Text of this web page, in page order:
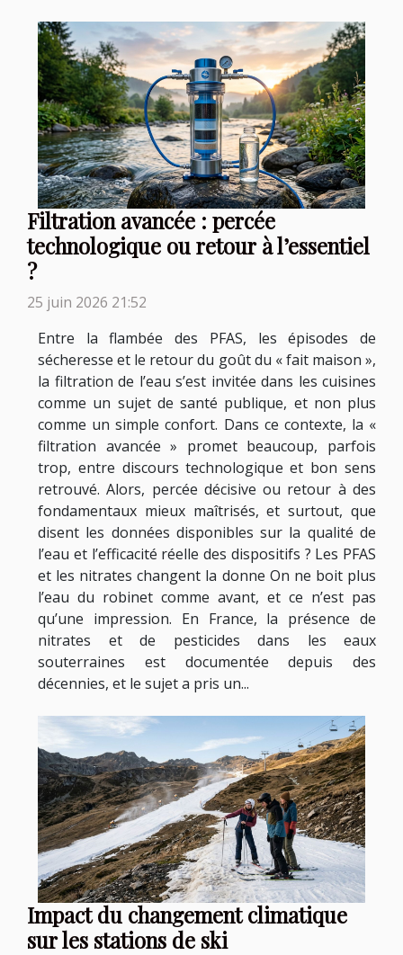
Filtration avancée : percée
technologique ou retour à l’essentiel
?
25 juin 2026 21:52
Entre la flambée des PFAS, les épisodes de
sécheresse et le retour du goût du « fait maison »,
la filtration de l’eau s’est invitée dans les cuisines
comme un sujet de santé publique, et non plus
comme un simple confort. Dans ce contexte, la «
filtration avancée » promet beaucoup, parfois
trop, entre discours technologique et bon sens
retrouvé. Alors, percée décisive ou retour à des
fondamentaux mieux maîtrisés, et surtout, que
disent les données disponibles sur la qualité de
l’eau et l’efficacité réelle des dispositifs ? Les PFAS
et les nitrates changent la donne On ne boit plus
l’eau du robinet comme avant, et ce n’est pas
qu’une impression. En France, la présence de
nitrates et de pesticides dans les eaux
souterraines est documentée depuis des
décennies, et le sujet a pris un...
Impact du changement climatique
sur les stations de ski